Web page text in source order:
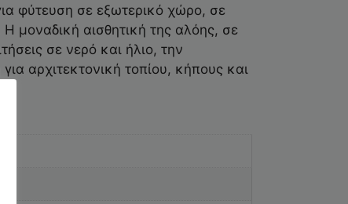
φύτευση σε εξωτερικό χώρο, σε
μοναδική αισθητική της αλόης, σε
σε νερό και ήλιο, την
αρχιτεκτονική τοπίου, κήπους και